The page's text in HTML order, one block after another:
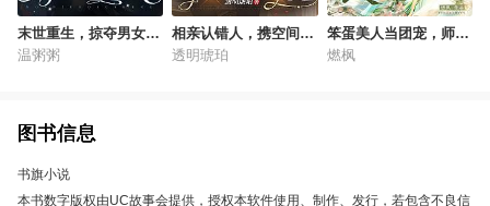
末世重生，掠夺男女主
异能会上瘾欸
温粥粥
相亲认错人，携空间闪
婚军官我躺赢
透明琥珀
笨蛋美人当团宠，师兄
们抢疯了！
燃枫
图书信息
书旗小说
本书数字版权由UC故事会提供，授权本软件使用、制作、发行，若包含不良信